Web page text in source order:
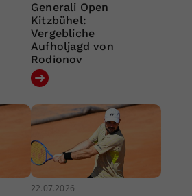
Generali Open
Kitzbühel:
Vergebliche
Aufholjagd von
Rodionov
22.07.2026